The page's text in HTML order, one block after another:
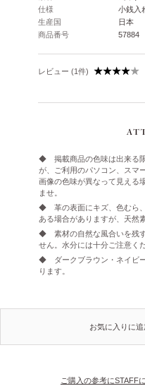
仕様
小銭入
生産国
日本
商品番号
57884
レビュー (1件)
◆ 掲載商品の色味は出来る
が、ご利用のパソコン、スマ
画像の色味が異なって見える
ませ。
◆ 革の表面にキズ、色むら
ある場合がありますが、天然
◆ 素材の自然な風合いを残す
せん。水分には十分ご注意く
◆ ダークブラウン・ネイビ
ります。
お気に入りに追
ご購入の参考にSTAFF